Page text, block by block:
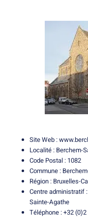
Site Web :
Localité : Berchem-
Code Postal : 1082
Commune :
Région : Bruxelles-
Centre administratif
Sainte-Agathe
Téléphone : +32 (0)2